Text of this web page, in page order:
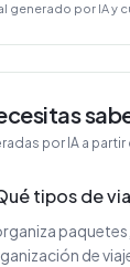
generado por IA y
por IA a
tipos de
de